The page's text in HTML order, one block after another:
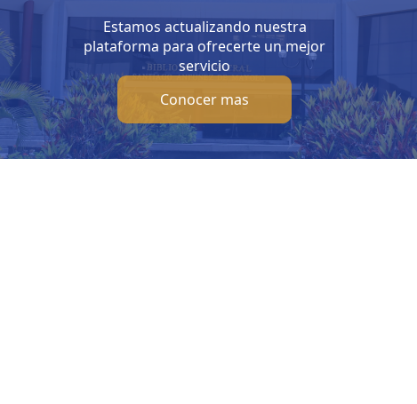
Estamos actualizando nuestra
plataforma para ofrecerte un mejor
servicio
Conocer mas